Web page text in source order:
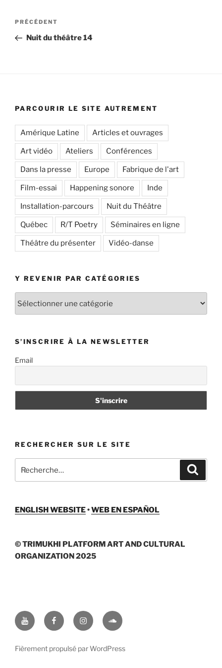
Navigation
l’article
Article
précédent
PRÉCÉDENT
Nuit du théâtre 14
PARCOURIR LE SITE AUTREMENT
Amérique Latine Articles et ouvrages
Art vidéo Ateliers Conférences
Dans la presse Europe Fabrique de l'art
Film-essai Happening sonore Inde
Installation-parcours Nuit du Théâtre
Québec R/T Poetry Séminaires en ligne
Théâtre du présenter Vidéo-danse
Y REVENIR PAR CATÉGORIES
S’INSCRIRE À LA NEWSLETTER
Email
RECHERCHER SUR LE SITE
pour
ENGLISH WEBSITE•WEB EN ESPAÑOL
© TRIMUKHI PLATFORM ART AND CULTURAL
ORGANIZATION 2025
Youtube FacebookInstagramSoundcloud
Fièrement propulsé par WordPress